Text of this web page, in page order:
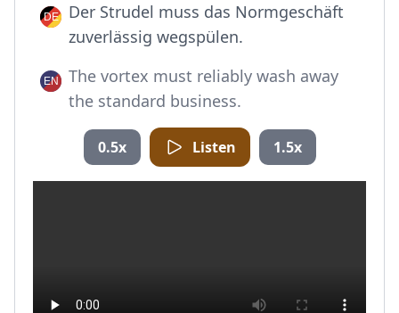
Der Strudel muss das Normgeschäft
zuverlässig wegspülen.
The vortex must reliably wash away
the standard business.
0.5x Listen 1.5x